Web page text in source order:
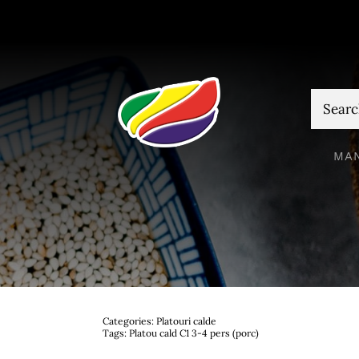
Categories:Platouri calde
Tags:Platou cald C1 3-4 pers (porc)